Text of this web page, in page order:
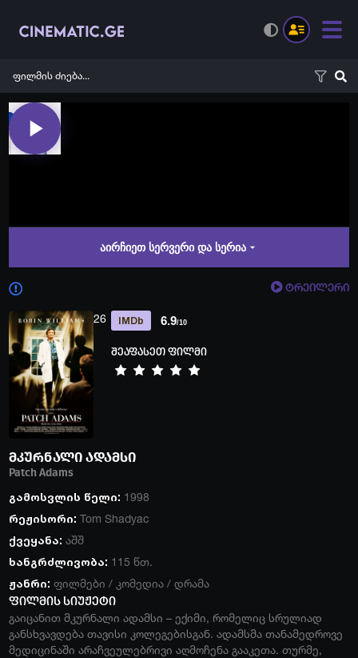
აირჩიეთ სერვერი და სერია
ტრეილერი
IMDb 6.9/10
შეაფასეთ ფილმი
26
მკურნალი ადამსი
Patch Adams
გამოსვლის წელი: 1998
რეჟისორი: Tom Shadyac
ქვეყანა: აშშ
ხანგრძლივობა: 115 წთ.
ჟანრი: ფილმები / კომედია/ დრამა
ფილმის სიუჟეტი
გაიცანით მკურნალი ადამსი – ექიმი, რომელიც სრულიად
განსხვავდება თავისი კოლეგებისგან. ადამსმა თანამედროვე
მედიცინაში არაჩვეულებრივი აღმოჩენა გააკეთა. თურმე,